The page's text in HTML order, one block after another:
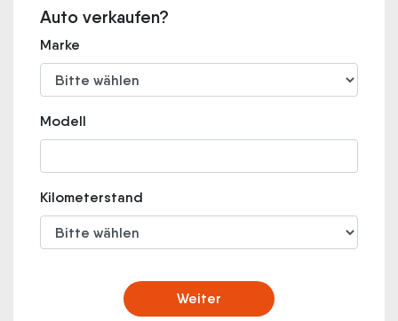
Auto verkaufen?
Marke
Modell
Kilometerstand
Weiter